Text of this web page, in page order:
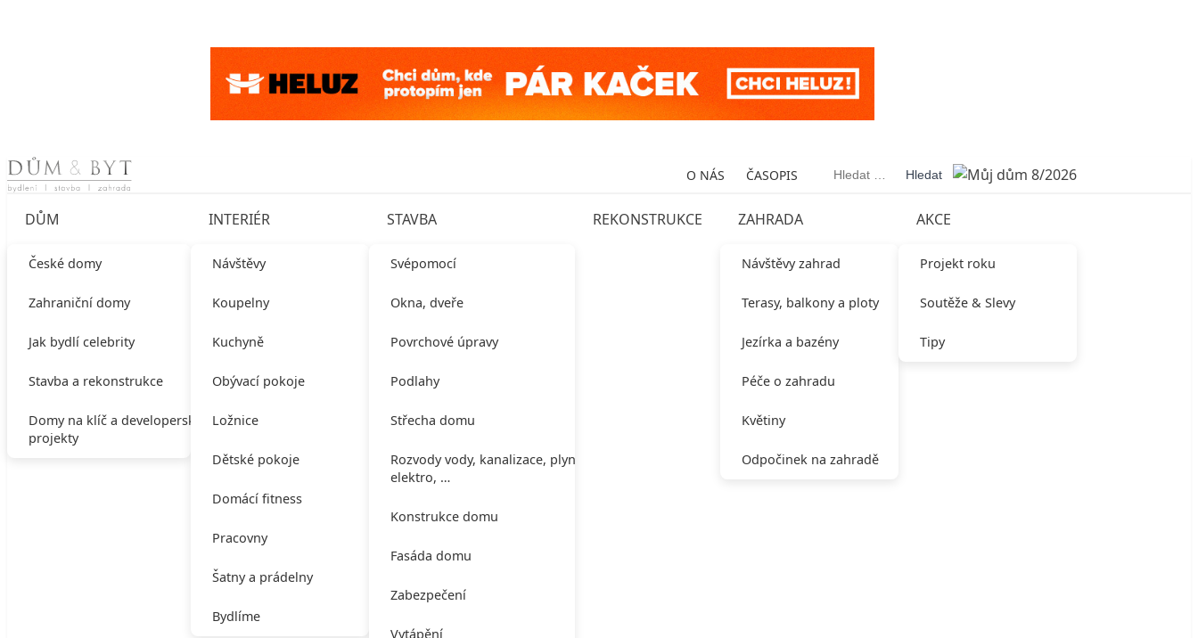
Skip to content O NÁS ČASOPIS Vyhledávání
DŮM
České domy
Zahraniční domy
Jak bydlí celebrity
Stavba a rekonstrukce
Domy na klíč a developerské
projekty
INTERIÉR
Návštěvy
Koupelny
Kuchyně
Obývací pokoje
Ložnice
Dětské pokoje
Domácí fitness
Pracovny
Šatny a prádelny
Bydlíme
STAVBA
Svépomocí
Okna, dveře
Povrchové úpravy
Podlahy
Střecha domu
Rozvody vody, kanalizace, plynu,
elektro, …
Konstrukce domu
Fasáda domu
Zabezpečení
Vytápění
REKONSTRUKCE ZAHRADA
Návštěvy zahrad
Terasy, balkony a ploty
Jezírka a bazény
Péče o zahradu
Květiny
Odpočinek na zahradě
AKCE
Projekt roku
Soutěže & Slevy
Tipy